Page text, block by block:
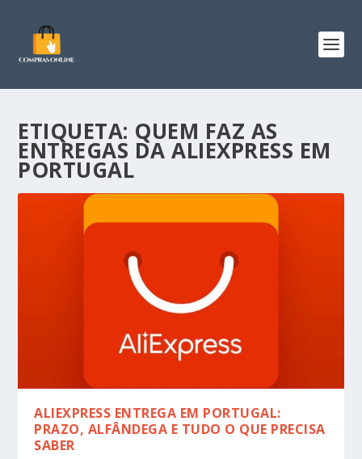
ETIQUETA: QUEM FAZ AS
ENTREGAS DA ALIEXPRESS EM
PORTUGAL
ALIEXPRESS ENTREGA EM PORTUGAL:
PRAZO, ALFÂNDEGA E TUDO O QUE PRECISA
SABER